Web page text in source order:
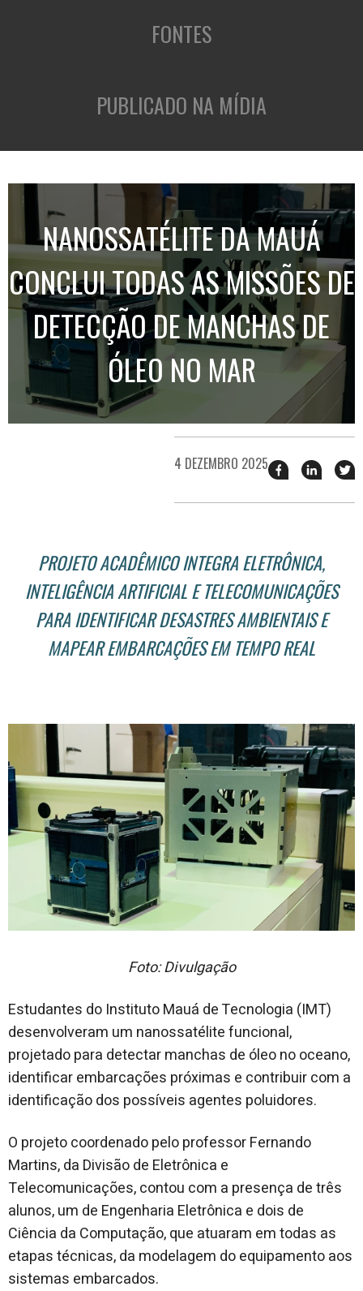
FONTES
PUBLICADO NA MÍDIA
NANOSSATÉLITE DA MAUÁ
CONCLUI TODAS AS MISSÕES DE
DETECÇÃO DE MANCHAS DE
ÓLEO NO MAR
4 DEZEMBRO 2025 Compartilhar
esse
no
esse
no
PROJETO ACADÊMICO INTEGRA ELETRÔNICA,
INTELIGÊNCIA ARTIFICIAL E TELECOMUNICAÇÕES
PARA IDENTIFICAR DESASTRES AMBIENTAIS E
MAPEAR EMBARCAÇÕES EM TEMPO REAL
Foto: Divulgação
Estudantes do Instituto Mauá de Tecnologia (IMT)
desenvolveram um nanossatélite funcional,
projetado para detectar manchas de óleo no oceano,
identificar embarcações próximas e contribuir com a
identificação dos possíveis agentes poluidores.
O projeto coordenado pelo professor Fernando
Martins, da Divisão de Eletrônica e
Telecomunicações, contou com a presença de três
alunos, um de Engenharia Eletrônica e dois de
Ciência da Computação, que atuaram em todas as
etapas técnicas, da modelagem do equipamento aos
sistemas embarcados.